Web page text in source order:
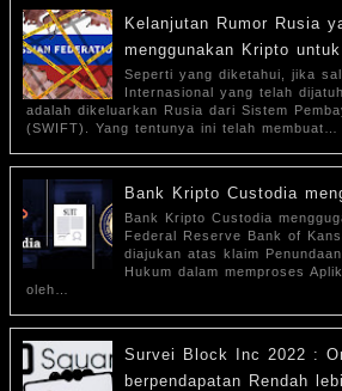
Kelanjutan Rumor Rusia
menggunakan Kripto
Seperti yang diketahui, jika
Internasional yang telah
adalah dikeluarkan Rusia dari Sistem
(SWIFT). Yang tentunya ini telah membuat…
Bank Kripto Custodia
Bank Kripto Custodia
Federal Reserve Bank of
diajukan atas klaim
Hukum dalam memproses
oleh…
Survei Block Inc 2022 :
berpendapatan Rendah